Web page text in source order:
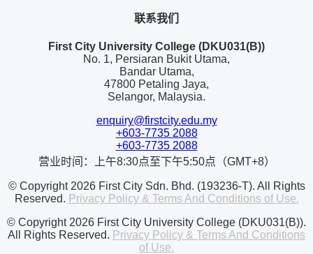
联系我们
First City University College (DKU031(B))
No. 1, Persiaran Bukit Utama,
Bandar Utama,
47800 Petaling Jaya,
Selangor, Malaysia.
enquiry@firstcity.edu.my
+603-7735 2088
+603-7735 2088
营业时间：上午8:30点至下午5:50点（GMT+8）
© Copyright 2026 First City Sdn. Bhd. (193236-T). All Rights
Reserved. Privacy Policy & Terms And Conditions of Use.
© Copyright 2026 First City University College (DKU031(B)).
All Rights Reserved. Privacy Policy & Terms And Conditions
of Use.